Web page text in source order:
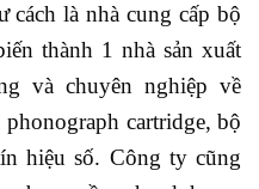
là nhà cung cấp bộ
thành 1 nhà sản xuất
và chuyên nghiệp về
cartridge, bộ
hiệu số. Công ty cũng